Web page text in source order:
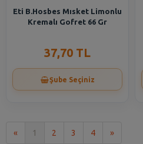
Eti B.Hosbes Mısket Limonlu
Kremalı Gofret 66 Gr
37,70 TL
Şube Seçiniz
« 1 2 3 4 »Son